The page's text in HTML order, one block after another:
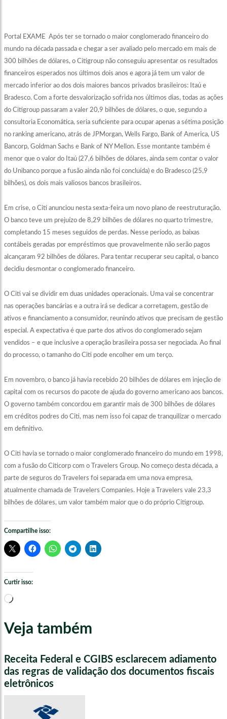
Portal EXAME Após ter se tornado o maior conglomerado financeiro do
mundo na década passada e chegar a ser avaliado pelo mercado em mais de
300 bilhões de dólares, o Citigroup não conseguiu apresentar os resultados
financeiros esperados nos últimos dois anos e agora já tem um valor de
mercado inferior ao dos dois maiores bancos privados brasileiros: Itaú e
Bradesco. Com a forte desvalorização sofrida nos últimos dias, todas as ações
do Citigroup passaram a valer 20,9 bilhões de dólares, o que, segundo a
consultoria Economática, seria suficiente para ocupar apenas a sétima posição
no ranking americano, atrás de JPMorgan, Wells Fargo, Bank of America, US
Bancorp, Goldman Sachs e Bank of NY Mellon. Esse montante também é
menor que o valor do Itaú (27,6 bilhões de dólares, ainda sem contar o valor
do Unibanco porque a fusão ainda não foi concluída) e do Bradesco (25,9
bilhões), os dois mais valiosos bancos brasileiros.
Em crise, o Citi anunciou nesta sexta-feira um novo plano de reestruturação.
O banco teve um prejuízo de 8,29 bilhões de dólares no quarto trimestre,
completando 15 meses seguidos de perdas. Nesse período, as baixas
contábeis geradas por empréstimos que provavelmente não serão pagos
alcançaram 92 bilhões de dólares. Para tentar recuperar seu capital, o banco
decidiu desmontar o conglomerado financeiro.
O Citi vai se dividir em duas unidades operacionais. Uma vai se concentrar
nas operações bancárias e a outra irá se dedicar a corretagem, gestão de
ativos e financiamento a consumidor, reunindo ativos que precisam de gestão
especial. A expectativa é que parte dos ativos do conglomerado sejam
vendidos – e que inclusive a operação brasileira possa ser negociada. Ao final
do processo, o tamanho do Citi pode encolher em um terço.
Em novembro, o banco já havia recebido 20 bilhões de dólares em injeção de
capital com os recursos do pacote de ajuda do governo americano aos bancos.
O governo também concordou em garantir mais de 300 bilhões de dólares
em créditos podres do Citi, mas nem isso foi capaz de tranquilizar o mercado
em definitivo.
O Citi havia se tornado o maior conglomerado financeiro do mundo em 1998,
com a fusão do Citicorp com o Travelers Group. No começo desta década, a
parte de seguros do Travelers foi separada em uma nova empresa,
atualmente chamada de Travelers Companies. Hoje a Travelers vale 23,3
bilhões de dólares, um valor também maior que o do próprio Citigroup.
Compartilhe isso:
Curtir isso:
Carregando...
Veja também
Receita Federal e CGIBS esclarecem adiamento
das regras de validação dos documentos fiscais
eletrônicos